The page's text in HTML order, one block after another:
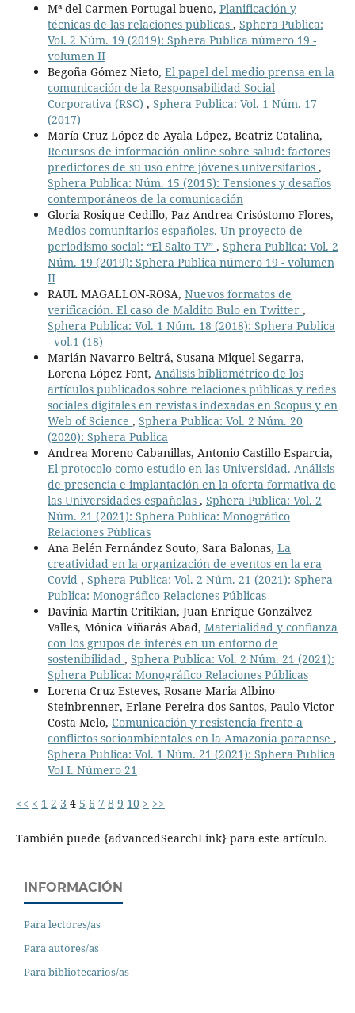
Mª del Carmen Portugal bueno, Planificación y
técnicas de las relaciones públicas , Sphera Publica:
Vol. 2 Núm. 19 (2019): Sphera Publica número 19 -
volumen II
Begoña Gómez Nieto, El papel del medio prensa en la
comunicación de la Responsabilidad Social
Corporativa (RSC) , Sphera Publica: Vol. 1 Núm. 17
(2017)
María Cruz López de Ayala López, Beatriz Catalina,
Recursos de información online sobre salud: factores
predictores de su uso entre jóvenes universitarios ,
Sphera Publica: Núm. 15 (2015): Tensiones y desafíos
contemporáneos de la comunicación
Gloria Rosique Cedillo, Paz Andrea Crisóstomo Flores,
Medios comunitarios españoles. Un proyecto de
periodismo social: “El Salto TV” , Sphera Publica: Vol. 2
Núm. 19 (2019): Sphera Publica número 19 - volumen
II
RAUL MAGALLON-ROSA, Nuevos formatos de
verificación. El caso de Maldito Bulo en Twitter ,
Sphera Publica: Vol. 1 Núm. 18 (2018): Sphera Publica
- vol.1 (18)
Marián Navarro-Beltrá, Susana Miquel-Segarra,
Lorena López Font, Análisis bibliométrico de los
artículos publicados sobre relaciones públicas y redes
sociales digitales en revistas indexadas en Scopus y en
Web of Science , Sphera Publica: Vol. 2 Núm. 20
(2020): Sphera Publica
Andrea Moreno Cabanillas, Antonio Castillo Esparcia,
El protocolo como estudio en las Universidad. Análisis
de presencia e implantación en la oferta formativa de
las Universidades españolas , Sphera Publica: Vol. 2
Núm. 21 (2021): Sphera Publica: Monográfico
Relaciones Públicas
Ana Belén Fernández Souto, Sara Balonas, La
creatividad en la organización de eventos en la era
Covid , Sphera Publica: Vol. 2 Núm. 21 (2021): Sphera
Publica: Monográfico Relaciones Públicas
Davinia Martín Critikian, Juan Enrique Gonzálvez
Valles, Mónica Viñarás Abad, Materialidad y confianza
con los grupos de interés en un entorno de
sostenibilidad , Sphera Publica: Vol. 2 Núm. 21 (2021):
Sphera Publica: Monográfico Relaciones Públicas
Lorena Cruz Esteves, Rosane Maria Albino
Steinbrenner, Erlane Pereira dos Santos, Paulo Victor
Costa Melo, Comunicación y resistencia frente a
conflictos socioambientales en la Amazonia paraense ,
Sphera Publica: Vol. 1 Núm. 21 (2021): Sphera Publica
Vol I. Número 21
<< < 1 2 3 4 5 6 7 8 9 10 > >>
También puede {advancedSearchLink} para este artículo.
INFORMACIÓN
Para lectores/as
Para autores/as
Para bibliotecarios/as